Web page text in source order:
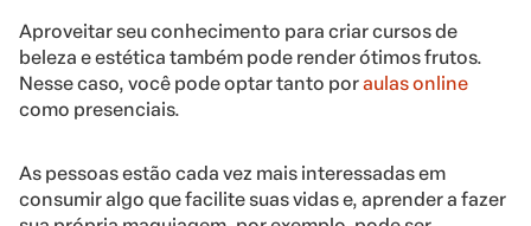
Aproveitar seu conhecimento para criar cursos de
beleza e estética também pode render ótimos frutos.
Nesse caso, você pode optar tanto poraulas online
como presenciais.
As pessoas estão cada vez mais interessadas em
consumir algo que facilite suas vidas e, aprender a fazer